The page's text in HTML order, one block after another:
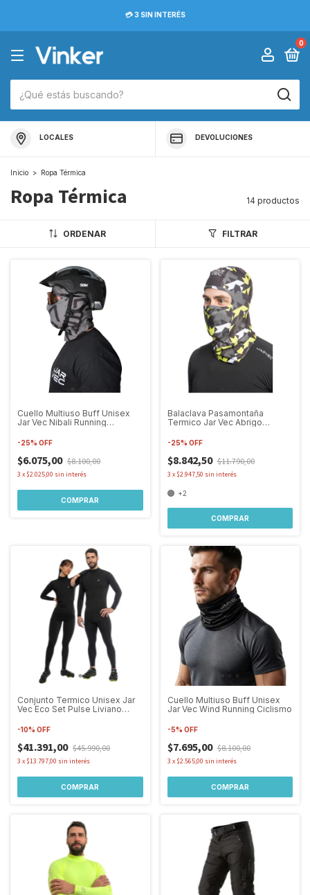
💳 3 SIN INTERÉS
0
LOCALES DEVOLUCIONES
Inicio > Ropa Térmica
Ropa Térmica 14 productos
ORDENAR FILTRAR
Cuello Multiuso Buff Unisex
Jar Vec Nibali Running
-25% OFF
$6.075,00 $8.100,00
3 x $2.025,00 sin interés
COMPRAR
Balaclava Pasamontaña
Termico Jar Vec Abrigo
-25% OFF
$8.842,50 $11.790,00
3 x $2.947,50 sin interés
+2
COMPRAR
Conjunto Termico Unisex Jar
Vec Eco Set Pulse Liviano
-10% OFF
$41.391,00 $45.990,00
3 x $13.797,00 sin interés
COMPRAR
Cuello Multiuso Buff Unisex
Jar Vec Wind Running Ciclismo
-5% OFF
$7.695,00 $8.100,00
3 x $2.565,00 sin interés